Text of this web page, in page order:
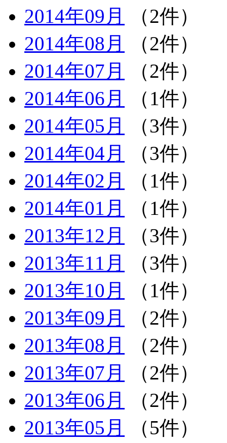
2014年09月
（2件）
2014年08月
（2件）
2014年07月
（2件）
2014年06月
（1件）
2014年05月
（3件）
2014年04月
（3件）
2014年02月
（1件）
2014年01月
（1件）
2013年12月
（3件）
2013年11月
（3件）
2013年10月
（1件）
2013年09月
（2件）
2013年08月
（2件）
2013年07月
（2件）
2013年06月
（2件）
2013年05月
（5件）